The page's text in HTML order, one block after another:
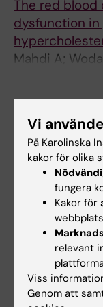
The red blood
dysfunction
Mahdi A;
Zhao A; Jiao
ARTICLE:
2022;117(1):46
Erythrocytes
myocardial
through the
nitric oxide
Jiao T;
Saleh N;
Pernow J
ARTICLE:
SCIENCE.
Erythrocytes
Vi
På Karolinska
kakor för olika
fungera
Kakor för
relevant
Viss
Genom att